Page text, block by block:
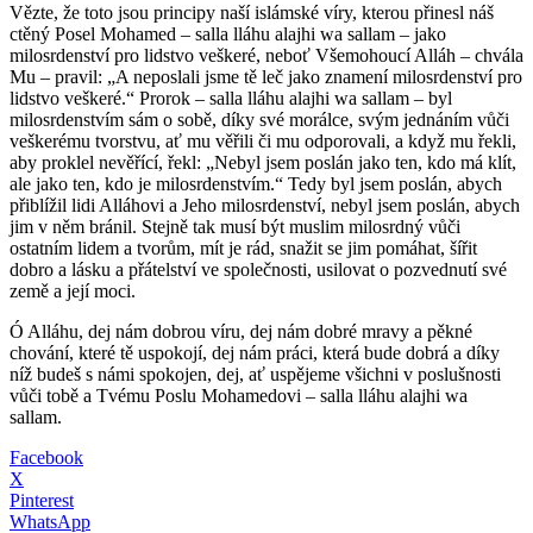
Vězte, že toto jsou principy naší islámské víry, kterou přinesl náš
ctěný Posel Mohamed – salla lláhu alajhi wa sallam – jako
milosrdenství pro lidstvo veškeré, neboť Všemohoucí Alláh – chvála
Mu – pravil: „A neposlali jsme tě leč jako znamení milosrdenství pro
lidstvo veškeré.“ Prorok – salla lláhu alajhi wa sallam – byl
milosrdenstvím sám o sobě, díky své morálce, svým jednáním vůči
veškerému tvorstvu, ať mu věřili či mu odporovali, a když mu řekli,
aby proklel nevěřící, řekl: „Nebyl jsem poslán jako ten, kdo má klít,
ale jako ten, kdo je milosrdenstvím.“ Tedy byl jsem poslán, abych
přiblížil lidi Alláhovi a Jeho milosrdenství, nebyl jsem poslán, abych
jim v něm bránil. Stejně tak musí být muslim milosrdný vůči
ostatním lidem a tvorům, mít je rád, snažit se jim pomáhat, šířit
dobro a lásku a přátelství ve společnosti, usilovat o pozvednutí své
země a její moci.
Ó Alláhu, dej nám dobrou víru, dej nám dobré mravy a pěkné
chování, které tě uspokojí, dej nám práci, která bude dobrá a díky
níž budeš s námi spokojen, dej, ať uspějeme všichni v poslušnosti
vůči tobě a Tvému Poslu Mohamedovi – salla lláhu alajhi wa
sallam.
Facebook
X
Pinterest
WhatsApp